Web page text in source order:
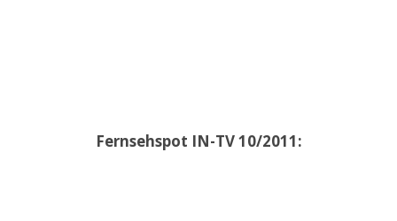
Fernsehspot IN-TV 10/2011: